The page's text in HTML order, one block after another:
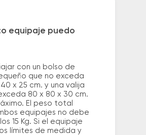
equipaje puedo
con un bolso de
que no exceda
x 25 cm. y una valija
80 x 80 x 30 cm.
El peso total
equipajes no debe
15 Kg. Si el equipaje
límites de medida y